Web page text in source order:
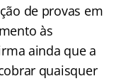
de provas em
às
ainda que a
quaisquer